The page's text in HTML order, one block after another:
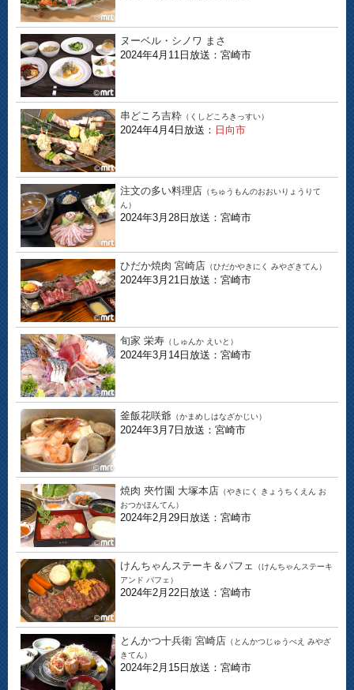
ヌーベル・シノワ まさ
2024年4月11日放送：宮崎市
串どころ吉粋 （くしどころきっすい）
2024年4月4日放送： 日向市
注文の多い料理店 （ちゅうもんのおおいりょうりて
ん）
2024年3月28日放送：宮崎市
ひだか焼肉 宮崎店 （ひだかやきにく みやざきてん）
2024年3月21日放送：宮崎市
旬家 栄寿 （しゅんか えいと）
2024年3月14日放送：宮崎市
釜飯花咲爺 （かまめしはなざかじい）
2024年3月7日放送：宮崎市
焼肉 夾竹園 大塚本店 （やきにく きょうちくえん お
おつかほんてん）
2024年2月29日放送：宮崎市
けんちゃんステーキ＆パフェ
（けんちゃんステーキ
アンド パフェ）
2024年2月22日放送：宮崎市
とんかつ十兵衛 宮崎店 （とんかつじゅうべえ みやざ
きてん）
2024年2月15日放送：宮崎市